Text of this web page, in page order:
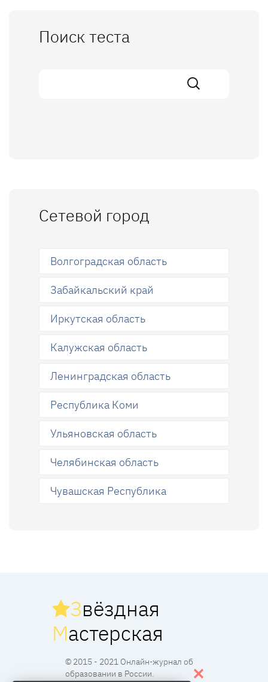
Поиск теста
Сетевой город
Волгоградская область
Забайкальский край
Иркутская область
Калужская область
Ленинградская область
Республика Коми
Ульяновская область
Челябинская область
Чувашская Республика
Звёздная
Мастерская
© 2015 - 2021 Онлайн-журнал об
образовании в России.